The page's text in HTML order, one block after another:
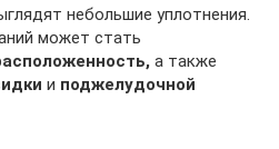
небольшие уплотнения.
может стать
а также
и поджелудочной